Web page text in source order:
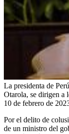
La presidenta de
Otarola, se dirigen a
10 de febrero de
Por el delito de
de un ministro del